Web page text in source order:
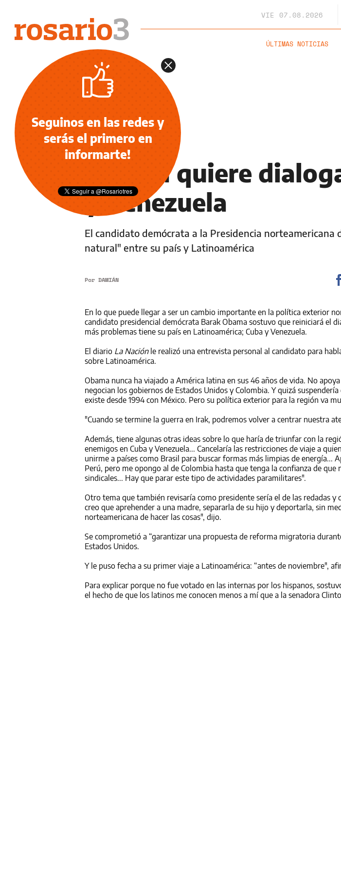
VIE 07.08.2026
ÚLTIMAS NOTICIAS
NOTICIAS
Obama quiere
y Venezuela
El candidato demócrata a la Presidencia norteamericana
natural" entre su país y Latinoamérica
Por DAMIÁN
En lo que puede llegar a ser un cambio importante en la política exterior
candidato presidencial demócrata Barak Obama sostuvo que reiniciará el
más problemas tiene su país en Latinoamérica; Cuba y Venezuela.
El diario La Naciónle realizó una entrevista personal al candidato para
sobre Latinoamérica.
Obama nunca ha viajado a América latina en sus 46 años de vida. No
negocian los gobiernos de Estados Unidos y Colombia. Y quizá
existe desde 1994 con México. Pero su política exterior para la región va
"Cuando se termine la guerra en Irak, podremos volver a centrar nuestra
Además, tiene algunas otras ideas sobre lo que haría de triunfar con la
enemigos en Cuba y Venezuela... Cancelaría las restricciones de viaje a
unirme a países como Brasil para buscar formas más limpias de energía...
Perú, pero me opongo al de Colombia hasta que tenga la confianza de que
sindicales... Hay que parar este tipo de actividades paramilitares".
Otro tema que también revisaría como presidente sería el de las redadas
creo que aprehender a una madre, separarla de su hijo y deportarla, sin
norteamericana de hacer las cosas", dijo.
Se comprometió a “garantizar una propuesta de reforma migratoria
Estados Unidos.
Y le puso fecha a su primer viaje a Latinoamérica: “antes de noviembre",
Para explicar porque no fue votado en las internas por los hispanos,
el hecho de que los latinos me conocen menos a mí que a la senadora
Seguinos en las redes y
serás el primero en
informarte!